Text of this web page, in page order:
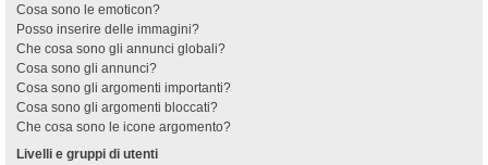
Cosa sono le emoticon?
Posso inserire delle immagini?
Che cosa sono gli annunci globali?
Cosa sono gli annunci?
Cosa sono gli argomenti importanti?
Cosa sono gli argomenti bloccati?
Che cosa sono le icone argomento?
Livelli e gruppi di utenti